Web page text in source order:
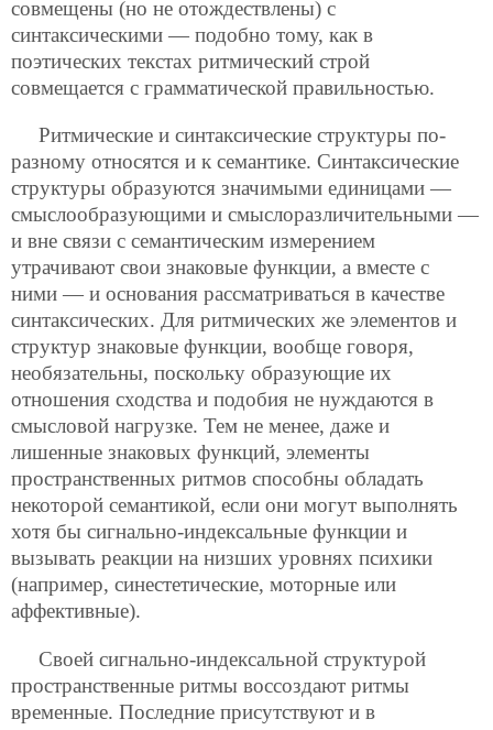
совмещены (но не отождествлены) с
синтаксическими — подобно тому, как в
поэтических текстах ритмический строй
совмещается с грамматической правильностью.
Ритмические и синтаксические структуры по-
разному относятся и к семантике. Синтаксические
структуры образуются значимыми единицами —
смыслообразующими и смыслоразличительными —
и вне связи с семантическим измерением
утрачивают свои знаковые функции, а вместе с
ними — и основания рассматриваться в качестве
синтаксических. Для ритмических же элементов и
структур знаковые функции, вообще говоря,
необязательны, поскольку образующие их
отношения сходства и подобия не нуждаются в
смысловой нагрузке. Тем не менее, даже и
лишенные знаковых функций, элементы
пространственных ритмов способны обладать
некоторой семантикой, если они могут выполнять
хотя бы сигнально-индексальные функции и
вызывать реакции на низших уровнях психики
(например, синестетические, моторные или
аффективные).
Своей сигнально-индексальной структурой
пространственные ритмы воссоздают ритмы
временные. Последние присутствуют и в